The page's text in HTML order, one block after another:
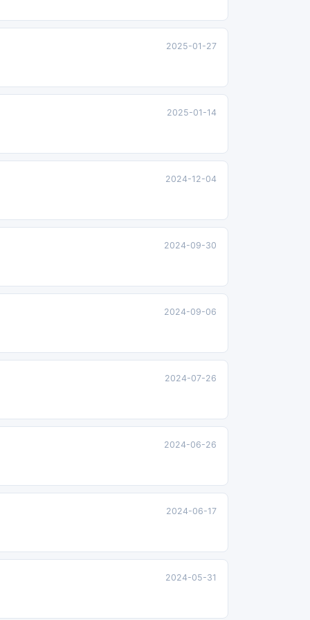
2025-01-27
2025-01-14
2024-12-04
2024-09-30
2024-09-06
2024-07-26
2024-06-26
2024-06-17
2024-05-31